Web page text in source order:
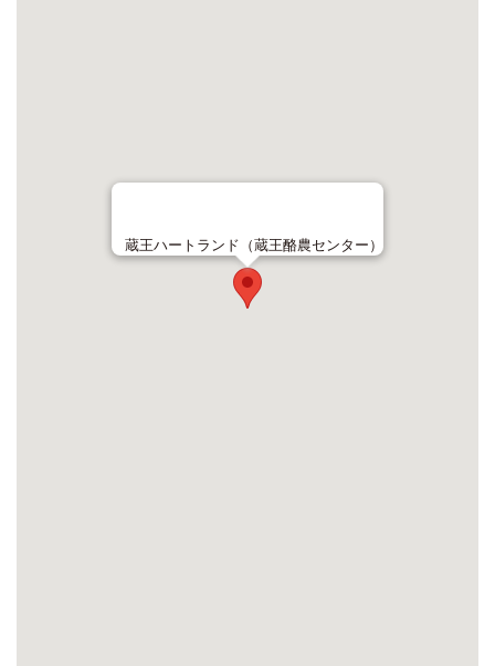
蔵王ハートランド（蔵王酪農センター）